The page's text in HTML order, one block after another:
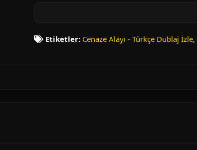
Etiketler: Cenaze Alayı - Türkçe Dublaj İzle,